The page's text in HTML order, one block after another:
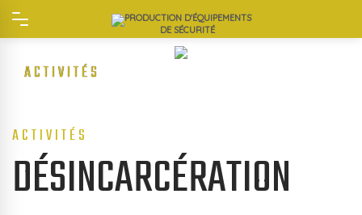
PRODUCTION D'ÉQUIPEMENTS
DE SÉCURITÉ
ACTIVITÉS
ACTIVITÉS
DÉSINCARCÉRATION